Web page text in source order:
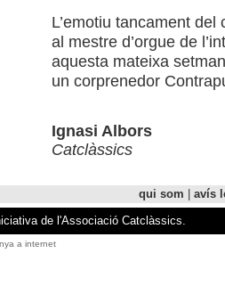
L’emotiu tancament
al mestre d’orgue de
aquesta mateixa
un corprenedor
Ignasi Albors
Catclàssics
qui som | avís
de l'Associació Catclàssics.
a internet